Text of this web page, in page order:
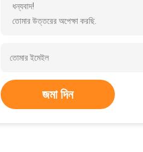
ধন্যবাদ!
তোমার উত্তরের অপেক্ষা করছি.
জমা দিন